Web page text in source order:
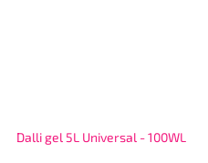
Dalli gel 5L Universal - 100WL